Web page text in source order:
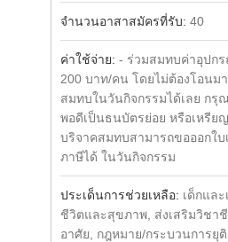
จำนวนอาสาสมัครที่รับ: 40
ค่าใช้จ่าย: - ร่วมสมทบค่าอุปก
200 บาท/คน โดยไม่ต้องโอนม
สมทบในวันกิจกรรมได้เลย กรุ
พอดีเป็นธนบัตรย่อย หรือเหรีย
บริจาคสมทบสามารถขอออกใบ
ภาษีได้ ในวันกิจกรรม
ประเด็นการช่วยเหลือ: เด็กแล
ชีวิตและสุขภาพ, ส่งเสริมวิชา
อาศัย, กฎหมาย/กระบวนการยุ